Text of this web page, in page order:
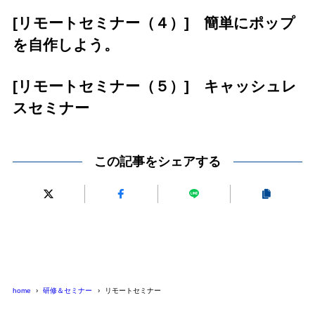
[リモートセミナー（４）] 簡単にポップ
を自作しよう。
[リモートセミナー（５）] キャッシュレ
スセミナー
この記事をシェアする
home 研修＆セミナー リモートセミナー